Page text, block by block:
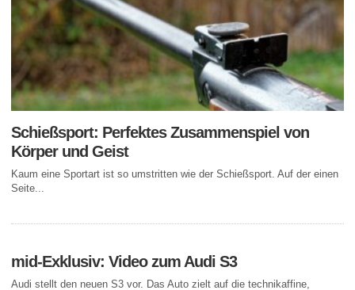
Schießsport: Perfektes Zusammenspiel von
Körper und Geist
Kaum eine Sportart ist so umstritten wie der Schießsport. Auf der einen
Seite...
mid-Exklusiv: Video zum Audi S3
Audi stellt den neuen S3 vor. Das Auto zielt auf die technikaffine,